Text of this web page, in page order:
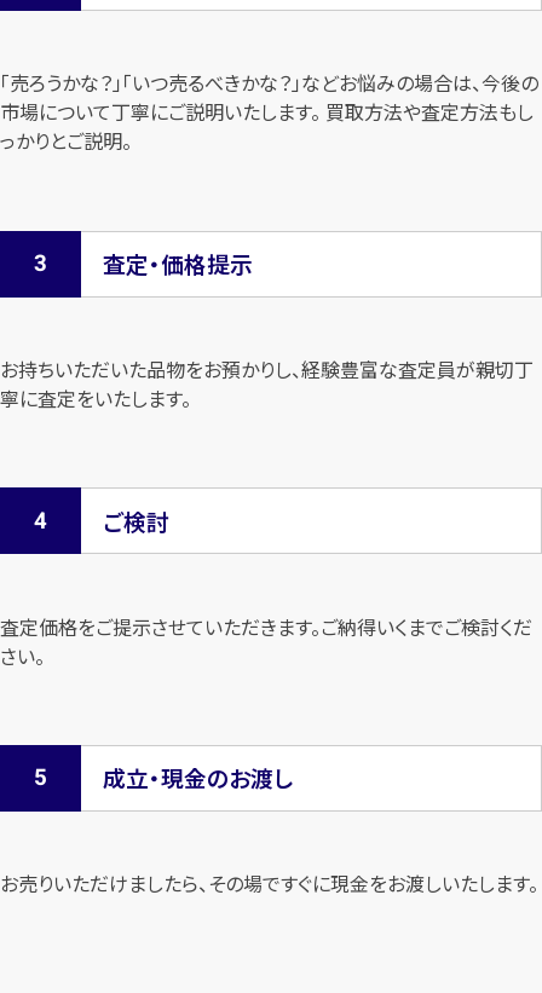
「売ろうかな？」「いつ売るべきかな？」などお悩みの場合は、今後の
市場について丁寧にご説明いたします。 買取方法や査定方法もし
っかりとご説明。
査定・価格提示
お持ちいただいた品物をお預かりし、経験豊富な査定員が親切丁
寧に査定をいたします。
ご検討
査定価格をご提示させていただきます。ご納得いくまでご検討くだ
さい。
成立・現金のお渡し
お売りいただけましたら、その場ですぐに現金をお渡しいたします。